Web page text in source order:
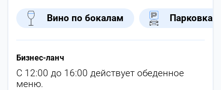
Вино по бокалам Парковка
Бизнес-ланч
С 12:00 до 16:00 действует обеденное
меню.